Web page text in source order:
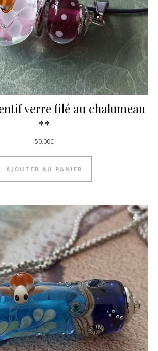
verre filé au chalumeau
**
50.00€
AJOUTER AU PANIER